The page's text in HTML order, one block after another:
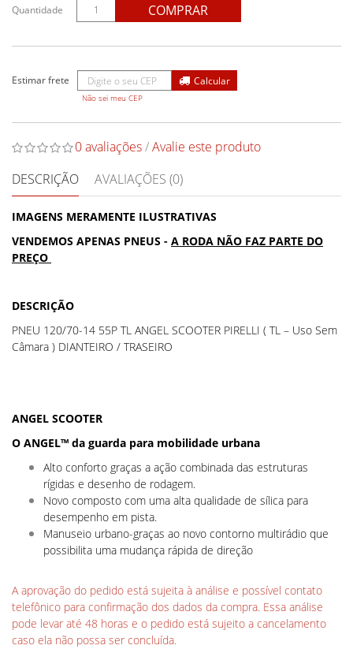
Quantidade COMPRAR
Não sei meu CEP
0 avaliações/Avalie este produto
DESCRIÇÃO
AVALIAÇÕES (0)
IMAGENS MERAMENTE ILUSTRATIVAS
VENDEMOS APENAS PNEUS - A RODA NÃO FAZ PARTE DO
PREÇO
DESCRIÇÃO
PNEU 120/70-14 55P TL ANGEL SCOOTER PIRELLI ( TL – Uso Sem
Câmara ) DIANTEIRO / TRASEIRO
ANGEL SCOOTER
O ANGEL™ da guarda para mobilidade urbana
Alto conforto graças a ação combinada das estruturas
rígidas e desenho de rodagem.
Novo composto com uma alta qualidade de sílica para
desempenho em pista.
Manuseio urbano-graças ao novo contorno multirádio que
possibilita uma mudança rápida de direção
A aprovação do pedido está sujeita à análise e possível contato
telefônico para confirmação dos dados da compra. Essa análise
pode levar até 48 horas e o pedido está sujeito a cancelamento
caso ela não possa ser concluída.